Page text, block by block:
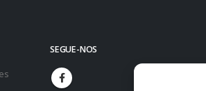
SEGUE-NOS